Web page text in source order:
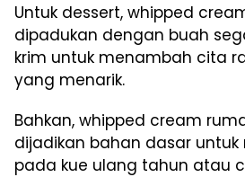
Untuk dessert, whipped
dipadukan dengan buah
krim untuk menambah cita
yang menarik.
Bahkan, whipped cream
dijadikan bahan dasar
pada kue ulang tahun atau